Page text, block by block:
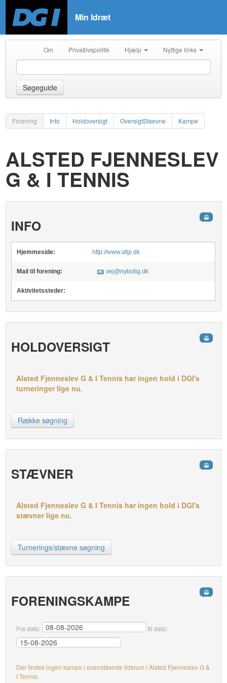
Min Idræt
Om Privatlivspolitik Hjælp Nyttige links
Søgeguide
Forening Info Holdoversigt OversigtStaevne Kampe
ALSTED FJENNESLEV
G & I TENNIS
INFO
Hjemmeside: http://www.afgi.dk
Mail til forening: vej@nybolig.dk
Aktivitetssteder:
HOLDOVERSIGT
Alsted Fjenneslev G & I Tennis har ingen hold i DGI's
turneringer lige nu.
Række søgning
STÆVNER
Alsted Fjenneslev G & I Tennis har ingen hold i DGI's
stævner lige nu.
Turnerings/stævne søgning
FORENINGSKAMPE
Fra dato: til dato:
Der findes ingen kampe i ovenstående tidsrum i Alsted Fjenneslev G &
I Tennis.